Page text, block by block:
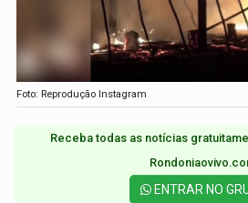
Foto: Reprodução Instagram
Receba todas as notícias
ENTRAR NO